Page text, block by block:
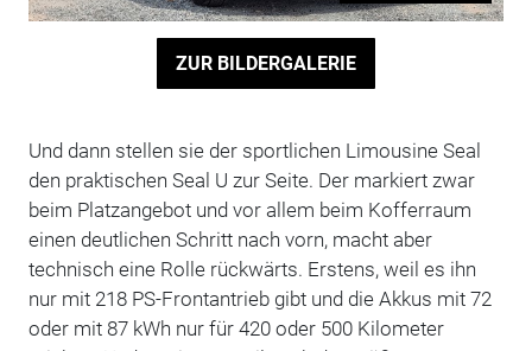
ZUR BILDERGALERIE
Und dann stellen sie der sportlichen Limousine Seal
den praktischen Seal U zur Seite. Der markiert zwar
beim Platzangebot und vor allem beim Kofferraum
einen deutlichen Schritt nach vorn, macht aber
technisch eine Rolle rückwärts. Erstens, weil es ihn
nur mit 218 PS-Frontantrieb gibt und die Akkus mit 72
oder mit 87 kWh nur für 420 oder 500 Kilometer